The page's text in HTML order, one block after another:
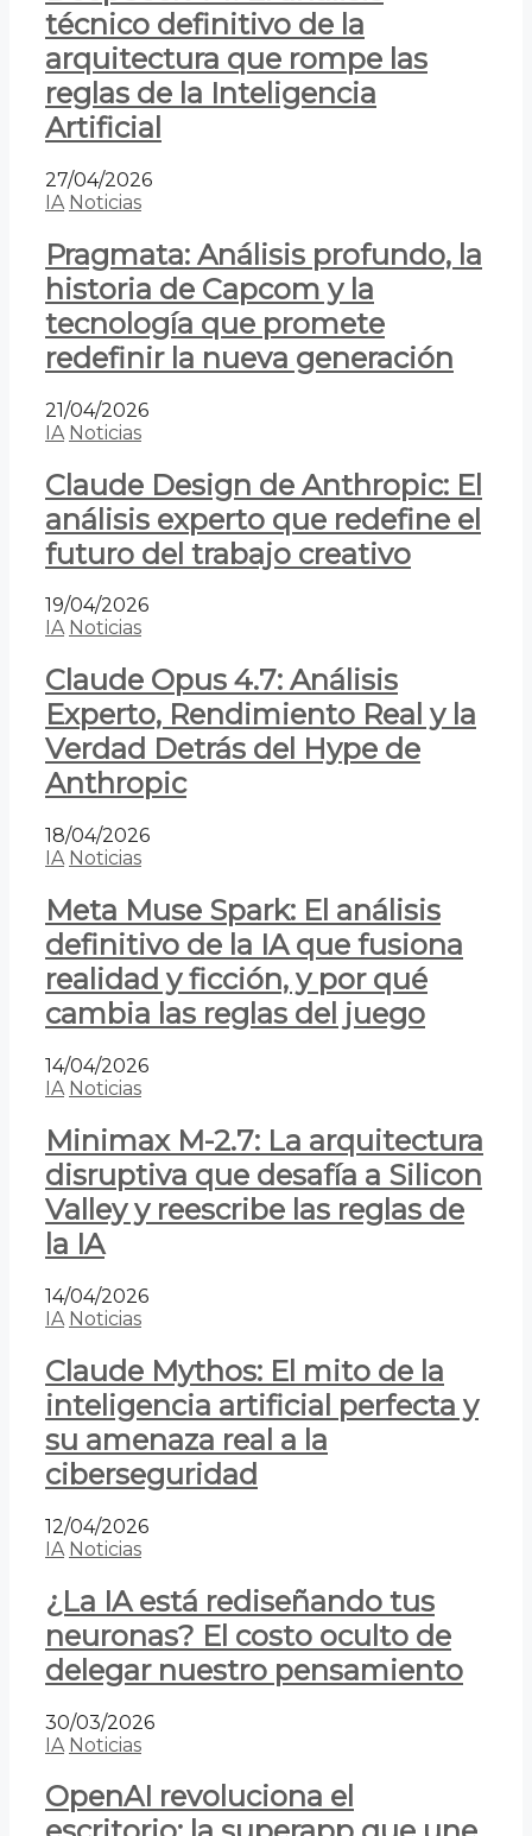
técnico definitivo de la
arquitectura que rompe las
reglas de la Inteligencia
Artificial
27/04/2026
IA Noticias
Pragmata: Análisis profundo, la
historia de Capcom y la
tecnología que promete
redefinir la nueva generación
21/04/2026
IA Noticias
Claude Design de Anthropic: El
análisis experto que redefine el
futuro del trabajo creativo
19/04/2026
IA Noticias
Claude Opus 4.7: Análisis
Experto, Rendimiento Real y la
Verdad Detrás del Hype de
Anthropic
18/04/2026
IA Noticias
Meta Muse Spark: El análisis
definitivo de la IA que fusiona
realidad y ficción, y por qué
cambia las reglas del juego
14/04/2026
IA Noticias
Minimax M-2.7: La arquitectura
disruptiva que desafía a Silicon
Valley y reescribe las reglas de
la IA
14/04/2026
IA Noticias
Claude Mythos: El mito de la
inteligencia artificial perfecta y
su amenaza real a la
ciberseguridad
12/04/2026
IA Noticias
¿La IA está rediseñando tus
neuronas? El costo oculto de
delegar nuestro pensamiento
30/03/2026
IA Noticias
OpenAI revoluciona el